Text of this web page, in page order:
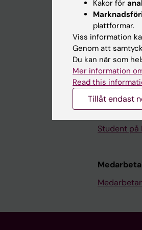
Student
Ladok
Canvas
Schema
Kurs- och
Student på
Kakor för
plattformar.
Viss information
Genom att
Du kan när som
Mer information
Read this
Tillåt endast